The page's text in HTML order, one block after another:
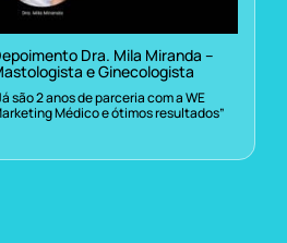
Dra. Mila Miranda –
e Ginecologista
são 2 anos de parceria com a WE
Médico e ótimos resultados”